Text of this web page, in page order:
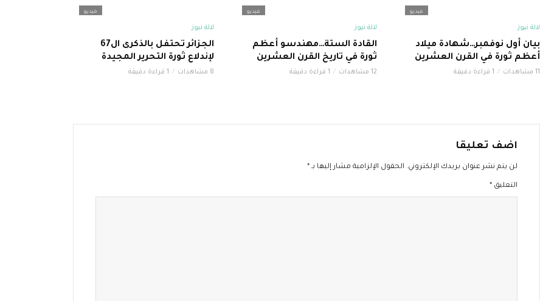
فيديو
لالة نيوز
بيان أول نوفمبر…شهادة ميلاد
أعظم ثورة في القرن العشرين
11 مشاهدات 1 قراءة دقيقة
فيديو
لالة نيوز
القادة الستة…مهندسو أعظم
ثورة في تاريخ القرن العشرين
12 مشاهدات 1 قراءة دقيقة
فيديو
لالة نيوز
الجزائر تحتفل بالذكرى ال67
لإندلاع ثورة التحرير المجيدة
8 مشاهدات 1 قراءة دقيقة
اضف تعليقا
لن يتم نشر عنوان بريدك الإلكتروني. الحقول الإلزامية مشار إليها بـ*
التعليق *